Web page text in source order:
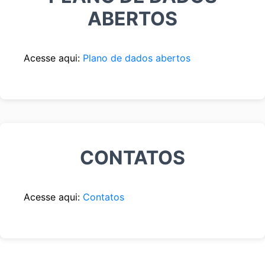
ABERTOS
Acesse aqui: Plano de dados abertos
CONTATOS
Acesse aqui: Contatos